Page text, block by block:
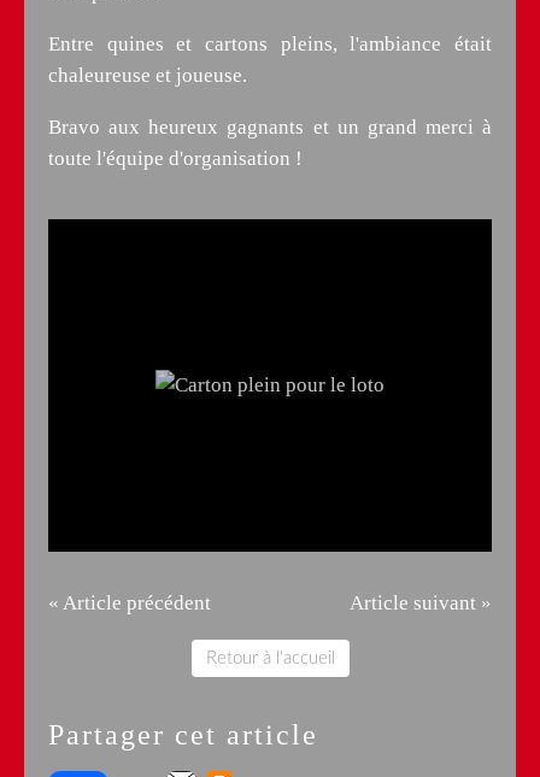
Entre quines et cartons pleins, l'ambiance était
chaleureuse et joueuse.
Bravo aux heureux gagnants et un grand merci à
toute l'équipe d'organisation !
« Article précédent Article suivant »
Retour à l'accueil
Partager cet article